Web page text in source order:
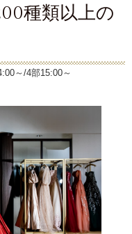
種類以上の
～/4部15:00～